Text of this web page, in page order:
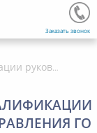
Заказать звонок
Программа повышения квалификации руководителей органов управления ГО и РСЧС организаций
ГО